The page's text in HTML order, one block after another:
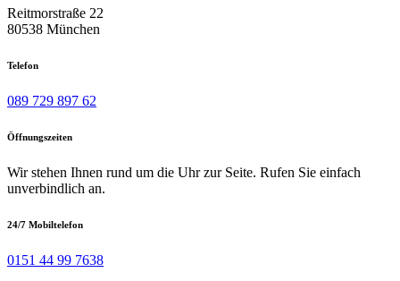
Reitmorstraße 22
80538 München
Telefon
089 729 897 62
Öffnungszeiten
Wir stehen Ihnen rund um die Uhr zur Seite. Rufen Sie einfach
unverbindlich an.
24/7 Mobiltelefon
0151 44 99 7638